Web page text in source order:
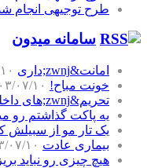
طرح توجیهی انجام
سامانه میدون
امانت&zwnj;داری
خونت مباح! ۱۴۰۳/
تحریم&zwnj;های داخلی
یه پاکت گذاشتم رو
یک تار مو از سبیلش
بیماری عادت ۱۴۰۳/
هیچ چیزی رو نباید